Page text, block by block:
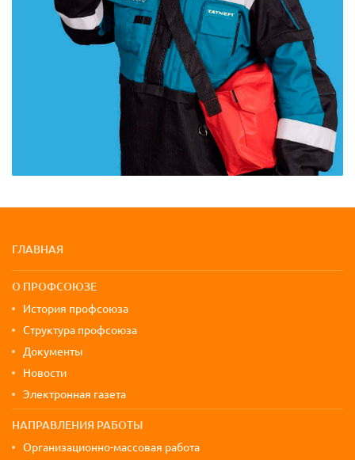
ГЛАВНАЯ
О ПРОФСОЮЗЕ
История профсоюза
Структура профсоюза
Документы
Новости
Электронная газета
НАПРАВЛЕНИЯ РАБОТЫ
Организационно-массовая работа